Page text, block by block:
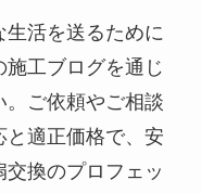
活を送るために
工ブログを通じ
。ご依頼やご相談
と適正価格で、安
換のプロフェッ